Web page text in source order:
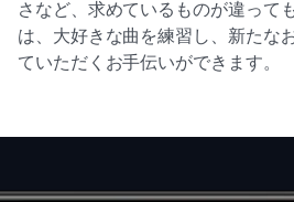
さなど、求めているものが違って
は、大好きな曲を練習し、新たな
ていただくお手伝いができます。